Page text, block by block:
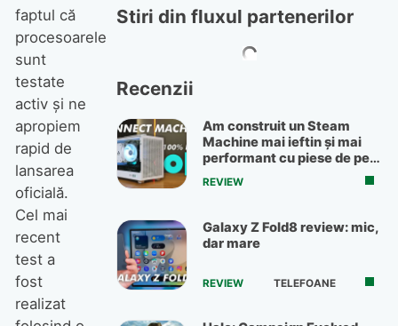
faptul că
procesoarele
sunt
testate
activ și ne
apropiem
rapid de
lansarea
oficială.
Cel mai
recent
test a
fost
realizat
Stiri din fluxul partenerilor
Recenzii
Am construit un Steam
Machine mai ieftin și mai
performant cu piese de pe
OLX
REVIEW
Galaxy Z Fold8 review: mic,
dar mare
REVIEW TELEFOANE